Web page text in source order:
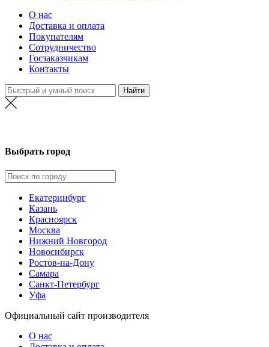
О нас
Доставка и оплата
Покупателям
Сотрудничество
Госзаказчикам
Контакты
Выбрать город
Екатеринбург
Казань
Красноярск
Москва
Нижний Новгород
Новосибирск
Ростов-на-Дону
Самара
Санкт-Петербург
Уфа
Официальный сайт производителя
О нас